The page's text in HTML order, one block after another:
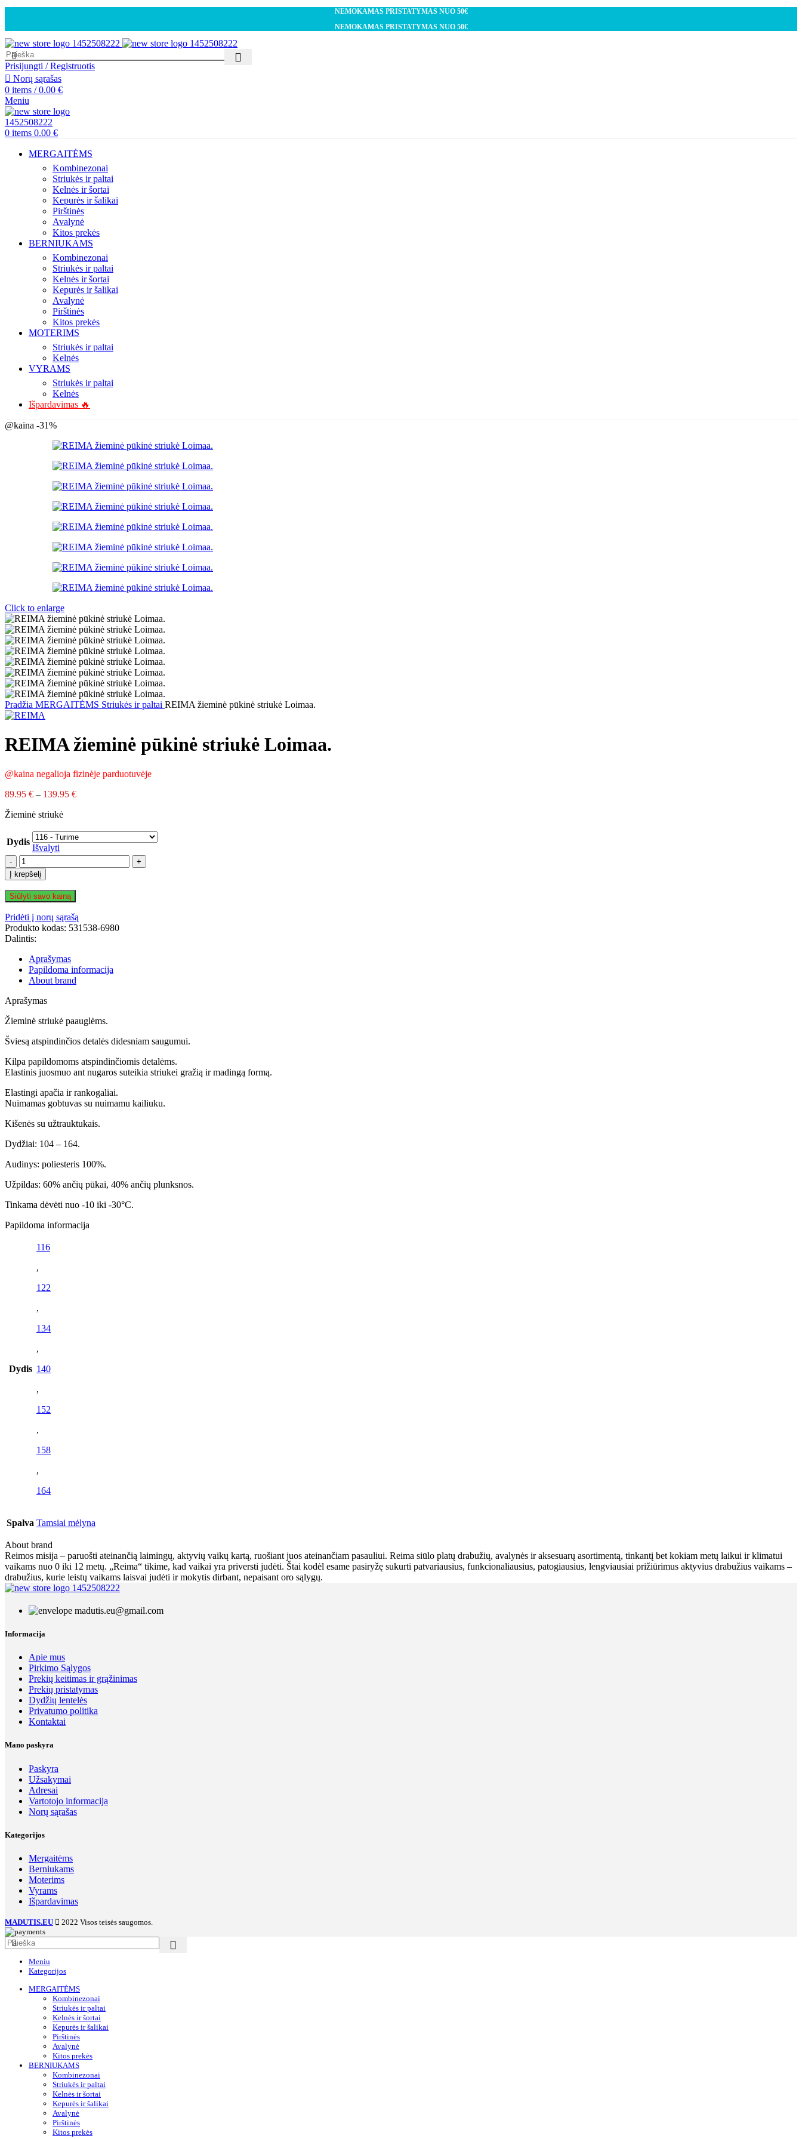
NEMOKAMAS PRISTATYMAS NUO 50€
NEMOKAMAS PRISTATYMAS NUO 50€
Prisijungti / Registruotis
Norų sąrašas
0 items / 0.00 €
Meniu
0 items 0.00 €
MERGAITĖMS
Kombinezonai
Striukės ir paltai
Kelnės ir šortai
Kepurės ir šalikai
Pirštinės
Avalynė
Kitos prekės
BERNIUKAMS
Kombinezonai
Striukės ir paltai
Kelnės ir šortai
Kepurės ir šalikai
Avalynė
Pirštinės
Kitos prekės
MOTERIMS
Striukės ir paltai
Kelnės
VYRAMS
Striukės ir paltai
Kelnės
Išpardavimas 🔥
-31%
Click to enlarge
Pradžia MERGAITĖMS Striukės ir paltai REIMA žieminė pūkinė striukė Loimaa.
REIMA žieminė pūkinė striukė Loimaa.
@kaina negalioja fizinėje parduotuvėje
89.95 € – 139.95 €Price
139.95 €
Žieminė striukė
Dydis
Išvalyti
produkto
kiekis:
REIMA
žieminė
pūkinė
striukė
Loimaa.
Į krepšelį
Siūlyti savo kainą
Pridėti į norų sąrašą
Produkto kodas: 531538-6980
Dalintis:
Aprašymas
Papildoma informacija
About brand
Aprašymas
Žieminė striukė paauglėms.
Šviesą atspindinčios detalės didesniam saugumui.
Kilpa papildomoms atspindinčiomis detalėms.
Elastinis juosmuo ant nugaros suteikia striukei gražią irmadingą formą.
Elastingi apačia ir rankogaliai.
Nuimamas gobtuvas su nuimamu kailiuku.
Kišenės su užtrauktukais.
Dydžiai: 104 – 164.
Audinys: poliesteris 100%.
Užpildas: 60% ančių pūkai, 40% ančių plunksnos.
Tinkama dėvėti nuo -10 iki -30°C.
Papildoma informacija
Dydis
116
,
122
,
134
,
140
,
152
,
158
,
164
Spalva Tamsiai mėlyna
About brand
Reimos misija – paruošti ateinančią laimingų, aktyvių vaikų kartą, ruošiant juos ateinančiam pasauliui. Reima siūlo platų drabužių, avalynės ir aksesuarų asortimentą, tinkantį bet kokiam metų laikui ir klimatui
vaikams nuo 0 iki 12 metų. „Reima“ tikime, kad vaikai yra priversti judėti. Štai kodėl esame pasiryžę sukurti patvariausius, funkcionaliausius, patogiausius, lengviausiai prižiūrimus aktyvius drabužius vaikams –
drabužius, kurie leistų vaikams laisvai judėti ir mokytis dirbant, nepaisant oro sąlygų.
madutis.eu@gmail.com
Informacija
Apie mus
Pirkimo Sąlygos
Prekių keitimas ir grąžinimas
Prekių pristatymas
Dydžių lentelės
Privatumo politika
Kontaktai
Mano paskyra
Paskyra
Užsakymai
Adresai
Vartotojo informacija
Norų sąrašas
Kategorijos
Mergaitėms
Berniukams
Moterims
Vyrams
Išpardavimas
MADUTIS.EU 2022 Visos teisės saugomos.
Meniu
Kategorijos
MERGAITĖMS
Kombinezonai
Striukės ir paltai
Kelnės ir šortai
Kepurės ir šalikai
Pirštinės
Avalynė
Kitos prekės
BERNIUKAMS
Kombinezonai
Striukės ir paltai
Kelnės ir šortai
Kepurės ir šalikai
Avalynė
Pirštinės
Kitos prekės